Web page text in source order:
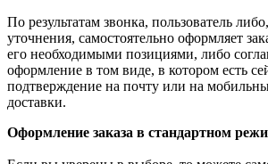
По результатам звонка, пользователь
уточнения, самостоятельно оформляет
его необходимыми позициями, либо
оформление в том виде, в котором есть
подтверждение на почту или на
доставки.
Оформление заказа в стандартном